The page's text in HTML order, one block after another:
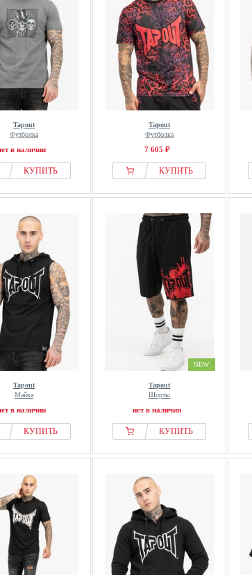
Tapout
Футболка
в наличии
КУПИТЬ
Tapout
Футболка
7 605 ₽
КУПИТЬ
Tapout
Майка
в наличии
КУПИТЬ
NEW
Tapout
Шорты
нет в наличии
КУПИТЬ